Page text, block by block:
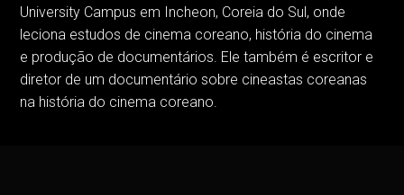
University Campus em Incheon, Coreia do Sul, onde
leciona estudos de cinema coreano, história do cinema
e produção de documentários. Ele também é escritor e
diretor de um documentário sobre cineastas coreanas
na história do cinema coreano.